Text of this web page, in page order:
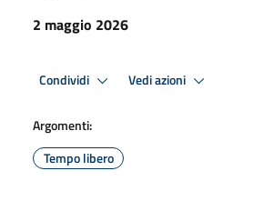
2 maggio 2026
Condividi Vedi azioni
Argomenti:
Tempo libero